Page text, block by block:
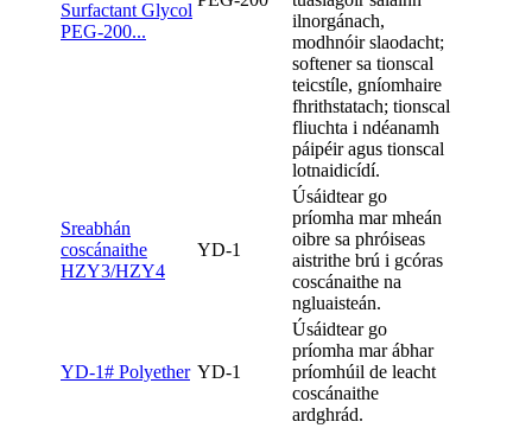
Surfactant Glycol
PEG-200...
ilnorgánach,
modhnóir slaodacht;
softener sa tionscal
teicstíle, gníomhaire
fhrithstatach; tionscal
fliuchta i ndéanamh
páipéir agus tionscal
lotnaidicídí.
Sreabhán
coscánaithe
HZY3/HZY4
YD-1
Úsáidtear go
príomha mar mheán
oibre sa phróiseas
aistrithe brú i gcóras
coscánaithe na
ngluaisteán.
YD-1# Polyether YD-1
Úsáidtear go
príomha mar ábhar
príomhúil de leacht
coscánaithe
ardghrád.